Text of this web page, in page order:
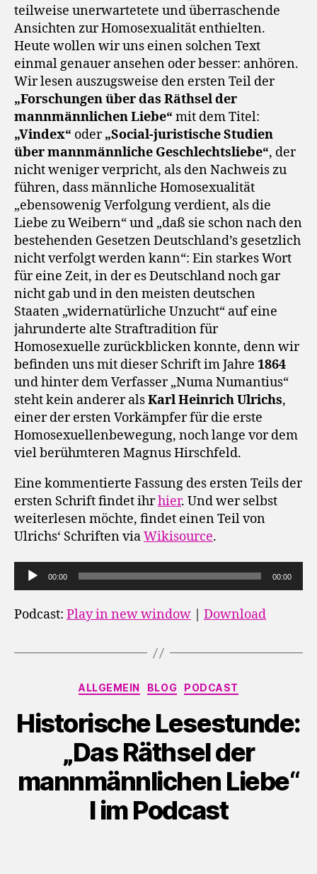
teilweise unerwartetete und überraschende
Ansichten zur Homosexualität enthielten.
Heute wollen wir uns einen solchen Text
einmal genauer ansehen oder besser: anhören.
Wir lesen auszugsweise den ersten Teil der
„Forschungen über das Räthsel der
mannmännlichen Liebe“ mit dem Titel:
„Vindex“ oder„Social-juristische Studien
über mannmännliche Geschlechtsliebe“, der
nicht weniger verpricht, als den Nachweis zu
führen, dass männliche Homosexualität
„ebensowenig Verfolgung verdient, als die
Liebe zu Weibern“ und „daß sie schon nach den
bestehenden Gesetzen Deutschland’s gesetzlich
nicht verfolgt werden kann“: Ein starkes Wort
für eine Zeit, in der es Deutschland noch gar
nicht gab und in den meisten deutschen
Staaten „widernatürliche Unzucht“ auf eine
jahrunderte alte Straftradition für
Homosexuelle zurückblicken konnte, denn wir
befinden uns mit dieser Schrift im Jahre 1864
und hinter dem Verfasser „Numa Numantius“
steht kein anderer alsKarl Heinrich Ulrichs,
einer der ersten Vorkämpfer für die erste
Homosexuellenbewegung, noch lange vor dem
viel berühmteren Magnus Hirschfeld.
Eine kommentierte Fassung des ersten Teils der
ersten Schrift findet ihrhier. Und wer selbst
weiterlesen möchte, findet einen Teil von
Ulrichs‘ Schriften viaWikisource.
u
d
00:00 00:00
Podcast: Play in new window Download
Kategorien
ALLGEMEIN BLOG PODCAST
Historische Lesestunde:
„Das Räthsel der
mannmännlichen Liebe“
I im Podcast